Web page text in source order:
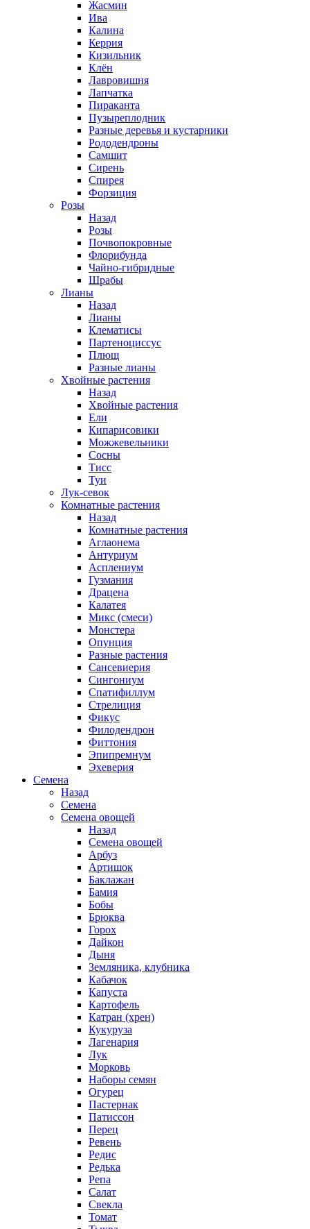
Жасмин
Ива
Калина
Керрия
Кизильник
Клён
Лавровишня
Лапчатка
Пираканта
Пузыреплодник
Разные деревья и кустарники
Рододендроны
Самшит
Сирень
Спирея
Форзиция
Розы
Назад
Розы
Почвопокровные
Флорибунда
Чайно-гибридные
Шрабы
Лианы
Назад
Лианы
Клематисы
Партеноциссус
Плющ
Разные лианы
Хвойные растения
Назад
Хвойные растения
Ели
Кипарисовики
Можжевельники
Сосны
Тисс
Туи
Лук-севок
Комнатные растения
Назад
Комнатные растения
Аглаонема
Антуриум
Асплениум
Гузмания
Драцена
Калатея
Микс (смеси)
Монстера
Опунция
Разные растения
Сансевиерия
Сингониум
Спатифиллум
Стрелиция
Фикус
Филодендрон
Фиттония
Эпипремнум
Эхеверия
Семена
Назад
Семена
Семена овощей
Назад
Семена овощей
Арбуз
Артишок
Баклажан
Бамия
Бобы
Брюква
Горох
Дайкон
Дыня
Земляника, клубника
Кабачок
Капуста
Картофель
Катран (хрен)
Кукуруза
Лагенария
Лук
Морковь
Наборы семян
Огурец
Пастернак
Патиссон
Перец
Ревень
Редис
Редька
Репа
Салат
Свекла
Томат